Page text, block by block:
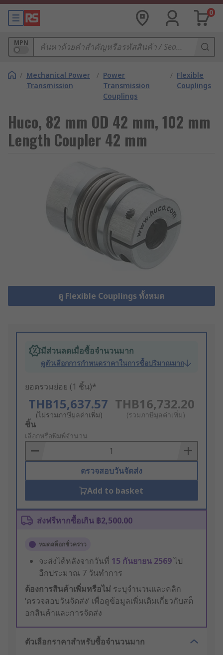
0
MPN
/ Mechanical Power
Transmission
/ Power
Transmission
Couplings
/ Flexible
Couplings
Huco, 82 mm OD 42 mm, 102 mm
Length Coupler 42 mm
ดู Flexible Couplings ทั้งหมด
มีส่วนลดเมื่อซื้อจำนวนมาก
ดูตัวเลือกการกำหนดราคาในการซื้อปริมาณมาก
ยอดรวมย่อย (1 ชิ้น)*
THB15,637.57
(ไม่รวมภาษีมูลค่าเพิ่ม)
THB16,732.20
(รวมภาษีมูลค่าเพิ่ม)
Add
to
Basket
ชิ้น
เลือกหรือพิมพ์จำนวน
ตรวจสอบวันจัดส่ง
Add to basket
ส่งฟรีหากซื้อเกิน ฿2,500.00
หมดสต็อกชั่วคราว
จะส่งได้หลังจากวันที่ 15 กันยายน 2569ไป
อีกประมาณ 7 วันทำการ
ต้องการสินค้าเพิ่มหรือไม่ ระบุจำนวนและคลิก
‘ตรวจสอบวันจัดส่ง’ เพื่อดูข้อมูลเพิ่มเติมเกี่ยวกับสต็
อกสินค้าและการจัดส่ง
ตัวเลือกราคาสำหรับซื้อจำนวนมาก